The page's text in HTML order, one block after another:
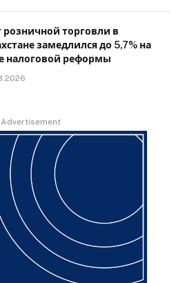
розничной торговли в
замедлился до 5,7% на
налоговой реформы
Advertisement